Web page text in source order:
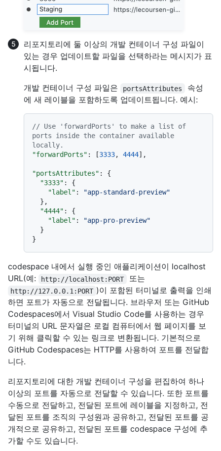
리포지토리에 둘 이상의 개발 컨테이너 구성 파일이
있는 경우 업데이트할 파일을 선택하라는 메시지가 표
시됩니다.
개발 컨테이너 구성 파일은
portsAttributes
속성
에 새 레이블을 포함하도록 업데이트됩니다. 예시:
// Use 'forwardPorts' to make a list of
ports inside the container available
locally.
"forwardPorts" : [3333, 4444] ,
"portsAttributes" :
{
"3333" :
{
"label" :
"app-standard-preview"
} ,
"4444" :
{
"label" :
"app-pro-preview"
}
}
codespace 내에서 실행 중인 애플리케이션이 localhost
URL(예:
http://localhost:PORT 또는
http://127.0.0.1:PORT )이 포함된 터미널로 출력을 인쇄
하면 포트가 자동으로 전달됩니다. 브라우저 또는 GitHub
Codespaces에서 Visual Studio Code를 사용하는 경우
터미널의 URL 문자열은 로컬 컴퓨터에서 웹 페이지를 보
기 위해 클릭할 수 있는 링크로 변환됩니다. 기본적으로
GitHub Codespaces는 HTTP를 사용하여 포트를 전달합
니다.
리포지토리에 대한 개발 컨테이너 구성을 편집하여 하나
이상의 포트를 자동으로 전달할 수 있습니다. 또한 포트를
수동으로 전달하고, 전달된 포트에 레이블을 지정하고, 전
달된 포트를 조직의 구성원과 공유하고, 전달된 포트를 공
개적으로 공유하고, 전달된 포트를 codespace 구성에 추
가할 수도 있습니다.